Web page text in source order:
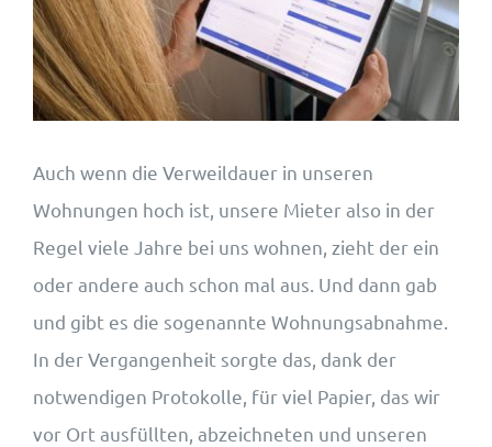
Wohnungsangebote
Kontakt
Auch wenn die Verweildauer in unseren
Wohnungen hoch ist, unsere Mieter also in der
Regel viele Jahre bei uns wohnen, zieht der ein
oder andere auch schon mal aus. Und dann gab
und gibt es die sogenannte Wohnungsabnahme.
In der Vergangenheit sorgte das, dank der
notwendigen Protokolle, für viel Papier, das wir
vor Ort ausfüllten, abzeichneten und unseren